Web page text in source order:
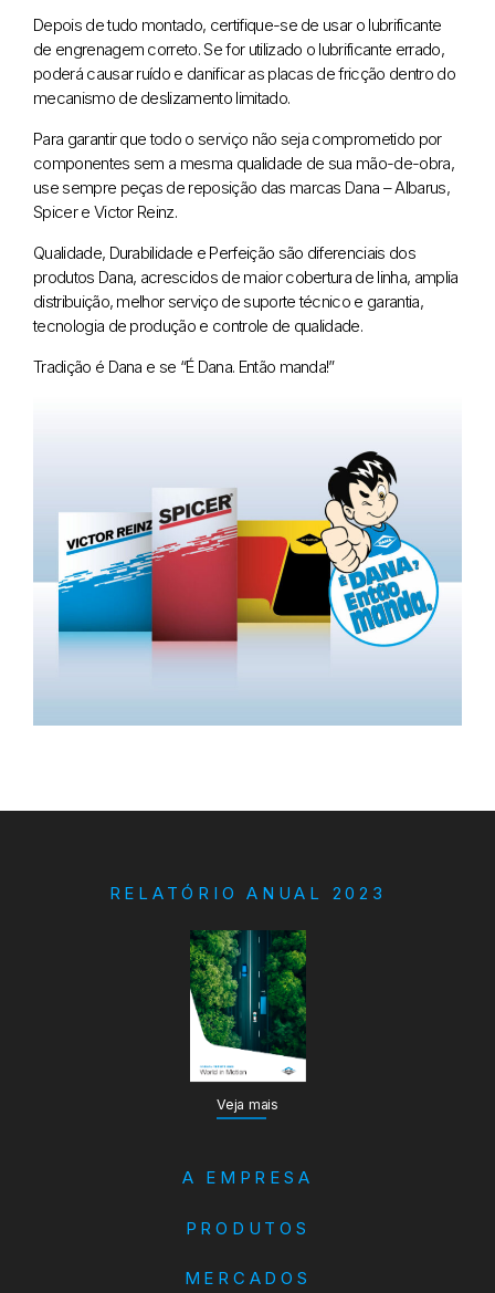
Depois de tudo montado, certifique-se de usar o lubrificante
de engrenagem correto. Se for utilizado o lubrificante errado,
poderá causar ruído e danificar as placas de fricção dentro do
mecanismo de deslizamento limitado.
Para garantir que todo o serviço não seja comprometido por
componentes sem a mesma qualidade de sua mão-de-obra,
use sempre peças de reposição das marcas Dana – Albarus,
Spicer e Victor Reinz.
Qualidade, Durabilidade e Perfeição são diferenciais dos
produtos Dana, acrescidos de maior cobertura de linha, amplia
distribuição, melhor serviço de suporte técnico e garantia,
tecnologia de produção e controle de qualidade.
Tradição é Dana e se “É Dana. Então manda!”
RELATÓRIO ANUAL 2023
Veja mais
A EMPRESA
PRODUTOS
MERCADOS